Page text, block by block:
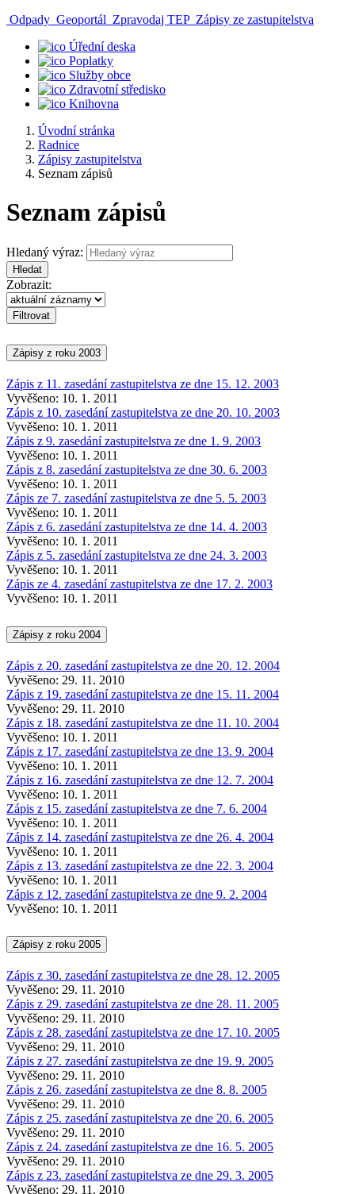
Odpady Geoportál Zpravodaj TEP Zápisy ze zastupitelstva
Úřední deska
Poplatky
Služby obce
Zdravotní středisko
Knihovna
Úvodní stránka
Radnice
Zápisy zastupitelstva
Seznam zápisů
Seznam zápisů
Hledaný výraz:
Hledat
Zobrazit:
Zápisy z roku 2003
Zápis z 11. zasedání zastupitelstva ze dne 15. 12. 2003
Vyvěšeno: 10. 1. 2011
Zápis z 10. zasedání zastupitelstva ze dne 20. 10. 2003
Vyvěšeno: 10. 1. 2011
Zápis z 9. zasedání zastupitelstva ze dne 1. 9. 2003
Vyvěšeno: 10. 1. 2011
Zápis z 8. zasedání zastupitelstva ze dne 30. 6. 2003
Vyvěšeno: 10. 1. 2011
Zápis ze 7. zasedání zastupitelstva ze dne 5. 5. 2003
Vyvěšeno: 10. 1. 2011
Zápis z 6. zasedání zastupitelstva ze dne 14. 4. 2003
Vyvěšeno: 10. 1. 2011
Zápis z 5. zasedání zastupitelstva ze dne 24. 3. 2003
Vyvěšeno: 10. 1. 2011
Zápis ze 4. zasedání zastupitelstva ze dne 17. 2. 2003
Vyvěšeno: 10. 1. 2011
Zápisy z roku 2004
Zápis z 20. zasedání zastupitelstva ze dne 20. 12. 2004
Vyvěšeno: 29. 11. 2010
Zápis z 19. zasedání zastupitelstva ze dne 15. 11. 2004
Vyvěšeno: 29. 11. 2010
Zápis z 18. zasedání zastupitelstva ze dne 11. 10. 2004
Vyvěšeno: 10. 1. 2011
Zápis z 17. zasedání zastupitelstva ze dne 13. 9. 2004
Vyvěšeno: 10. 1. 2011
Zápis z 16. zasedání zastupitelstva ze dne 12. 7. 2004
Vyvěšeno: 10. 1. 2011
Zápis z 15. zasedání zastupitelstva ze dne 7. 6. 2004
Vyvěšeno: 10. 1. 2011
Zápis z 14. zasedání zastupitelstva ze dne 26. 4. 2004
Vyvěšeno: 10. 1. 2011
Zápis z 13. zasedání zastupitelstva ze dne 22. 3. 2004
Vyvěšeno: 10. 1. 2011
Zápis z 12. zasedání zastupitelstva ze dne 9. 2. 2004
Vyvěšeno: 10. 1. 2011
Zápisy z roku 2005
Zápis z 30. zasedání zastupitelstva ze dne 28. 12. 2005
Vyvěšeno: 29. 11. 2010
Zápis z 29. zasedání zastupitelstva ze dne 28. 11. 2005
Vyvěšeno: 29. 11. 2010
Zápis z 28. zasedání zastupitelstva ze dne 17. 10. 2005
Vyvěšeno: 29. 11. 2010
Zápis z 27. zasedání zastupitelstva ze dne 19. 9. 2005
Vyvěšeno: 29. 11. 2010
Zápis z 26. zasedání zastupitelstva ze dne 8. 8. 2005
Vyvěšeno: 29. 11. 2010
Zápis z 25. zasedání zastupitelstva ze dne 20. 6. 2005
Vyvěšeno: 29. 11. 2010
Zápis z 24. zasedání zastupitelstva ze dne 16. 5. 2005
Vyvěšeno: 29. 11. 2010
Zápis z 23. zasedání zastupitelstva ze dne 29. 3. 2005
Vyvěšeno: 29. 11. 2010